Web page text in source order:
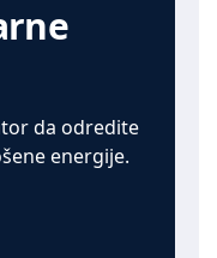
da odredite
energije.